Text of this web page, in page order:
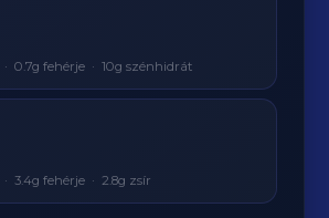
0.7g fehérje · 10g szénhidrát
3.4g fehérje · 2.8g zsír